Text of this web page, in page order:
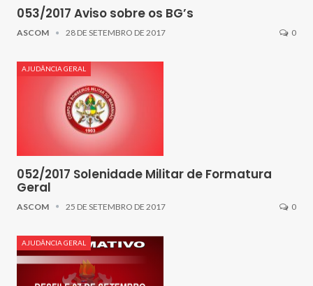
053/2017 Aviso sobre os BG’s
ASCOM 28 DE SETEMBRO DE 2017 0
AJUDÂNCIA GERAL
052/2017 Solenidade Militar de Formatura
Geral
ASCOM 25 DE SETEMBRO DE 2017 0
AJUDÂNCIA GERAL